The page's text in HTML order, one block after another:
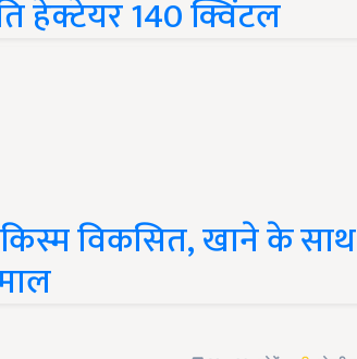
विकसित, खाने के साथ